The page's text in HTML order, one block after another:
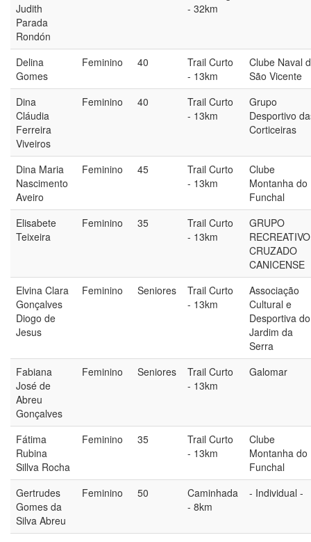
Judith
Parada
Rondón
- 32km
Delina
Gomes
Feminino 40
Trail Curto
- 13km
Clube Naval
São Vicente
Dina
Cláudia
Ferreira
Viveiros
Feminino 40
Trail Curto
- 13km
Grupo
Desportivo
Corticeiras
Dina Maria
Nascimento
Aveiro
Feminino 45
Trail Curto
- 13km
Clube
Montanha do
Funchal
Elisabete
Teixeira
Feminino 35
Trail Curto
- 13km
GRUPO
RECREATIVO
CRUZADO
CANICENSE
Elvina Clara
Gonçalves
Diogo de
Jesus
Feminino Seniores
Trail Curto
- 13km
Associação
Cultural e
Desportiva do
Jardim da
Serra
Fabiana
José de
Abreu
Gonçalves
Feminino Seniores
Trail Curto
- 13km
Galomar
Fátima
Rubina
Sillva Rocha
Feminino 35
Trail Curto
- 13km
Clube
Montanha do
Funchal
Gertrudes
Gomes da
Silva Abreu
Feminino 50
Caminhada
- 8km
- Individual -